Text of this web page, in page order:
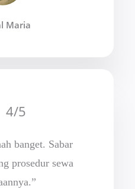
Maria
4/5
banget. Sabar
prosedur sewa